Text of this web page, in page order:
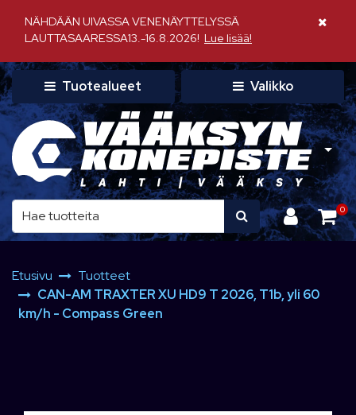
NÄHDÄÄN UIVASSA VENENÄYTTELYSSÄ
LAUTTASAARESSA13.-16.8.2026! Lue lisää!
Sulje
Tuotealueet Valikko
0
Etusivu
Tuotteet
CAN-AM TRAXTER XU HD9 T 2026, T1b, yli 60
km/h - Compass Green